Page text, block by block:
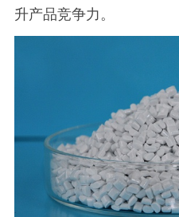
升产品竞争力。